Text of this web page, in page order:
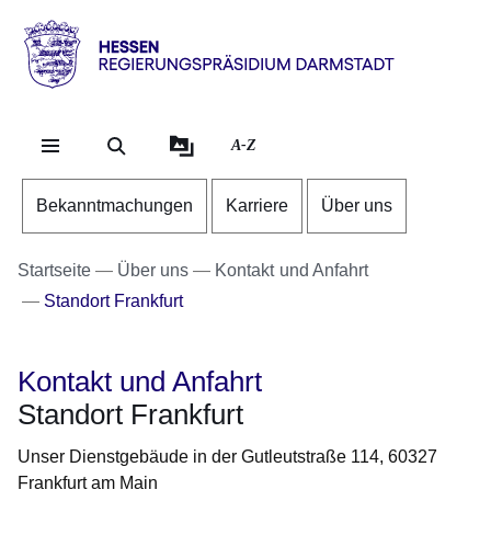
Direkt zum Kopf der
Direkt zum Inhalt
Direkt zum Fuß der
Hessen
RP
Darmstadt
A-Z
Bekanntmachungen Karriere Über uns
Startseite Über uns
Kontakt und Anfahrt
Standort Frankfurt
Kontakt und Anfahrt
Standort Frankfurt
Unser Dienstgebäude in der Gutleutstraße 114, 60327
Frankfurt am Main